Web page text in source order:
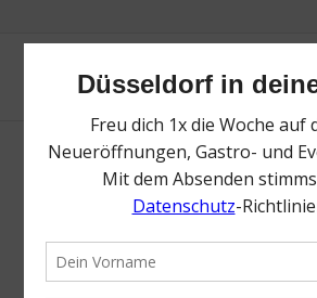
Bayes Cocktailservice |
Mr. Düsseldorf | Foto: Bayes